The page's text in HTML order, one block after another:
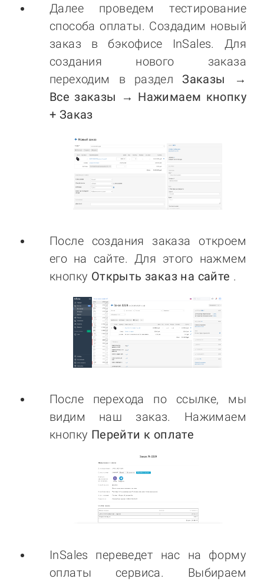
Далее проведем тестирование
способа оплаты. Создадим новый
заказ в бэкофисе InSales. Для
создания нового заказа
переходим в разделЗаказы →
Все заказы → Нажимаем кнопку
+ Заказ
После создания заказа откроем
его на сайте. Для этого нажмем
кнопку Открыть заказ на сайте .
После перехода по ссылке, мы
видим наш заказ. Нажимаем
кнопку Перейти к оплате
InSales переведет нас на форму
оплаты сервиса. Выбираем